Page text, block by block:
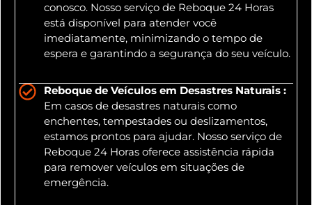
conosco. Nosso serviço de Reboque 24 Horas
está disponível para atender você
imediatamente, minimizando o tempo de
espera e garantindo a segurança do seu veículo.
Reboque de Veículos em Desastres Naturais :
Em casos de desastres naturais como
enchentes, tempestades ou deslizamentos,
estamos prontos para ajudar. Nosso serviço de
Reboque 24 Horas oferece assistência rápida
para remover veículos em situações de
emergência.